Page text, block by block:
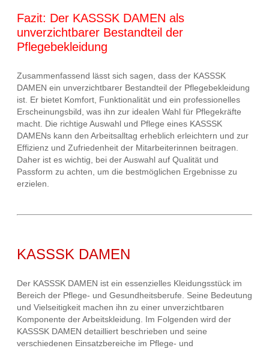
Fazit: Der KASSSK DAMEN als
unverzichtbarer Bestandteil der
Pflegebekleidung
Zusammenfassend lässt sich sagen, dass der KASSSK
DAMEN ein unverzichtbarer Bestandteil der Pflegebekleidung
ist. Er bietet Komfort, Funktionalität und ein professionelles
Erscheinungsbild, was ihn zur idealen Wahl für Pflegekräfte
macht. Die richtige Auswahl und Pflege eines KASSSK
DAMENs kann den Arbeitsalltag erheblich erleichtern und zur
Effizienz und Zufriedenheit der Mitarbeiterinnen beitragen.
Daher ist es wichtig, bei der Auswahl auf Qualität und
Passform zu achten, um die bestmöglichen Ergebnisse zu
erzielen.
KASSSK DAMEN
Der KASSSK DAMEN ist ein essenzielles Kleidungsstück im
Bereich der Pflege- und Gesundheitsberufe. Seine Bedeutung
und Vielseitigkeit machen ihn zu einer unverzichtbaren
Komponente der Arbeitskleidung. Im Folgenden wird der
KASSSK DAMEN detailliert beschrieben und seine
verschiedenen Einsatzbereiche im Pflege- und